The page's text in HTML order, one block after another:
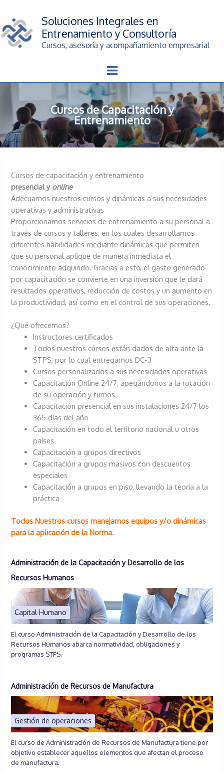
contenido
Soluciones Integrales en
Entrenamiento y Consultoría
Cursos, asesoría y acompañamiento empresarial
Cursos de Capacitación y
Entrenamiento
Cursos de capacitación y entrenamiento
presencial y online
Adecuamos nuestros cursos y dinámicas a sus necesidades
operativas y administrativas
Proporcionamos servicios de entrenamiento a su personal a
través de cursos y talleres, en los cuales desarrollamos
diferentes habilidades mediante dinámicas que permiten
que su personal aplique de manera inmediata el
conocimiento adquirido. Gracias a esto, el gasto generado
por capacitación se convierte en una inversión que le dará
resultados operativos, reducción de costos y un aumento en
la productividad, así como en el control de sus operaciones.
¿Qué ofrecemos?
Instructores certificados
Todos nuestros cursos están dados de alta ante la
STPS, por lo cual entregamos DC-3
Cursos personalizados a sus necesidades operativas
Capacitación Online 24/7, apegándonos a la rotación
de su operación y turnos
Capacitación presencial en sus instalaciones 24/7 los
365 días del año
Capacitación en todo el territorio nacional u otros
países
Capacitación a grupos directivos
Capacitación a grupos masivos con descuentos
especiales
Capacitación a grupos en piso, llevando la teoría a la
práctica
Todos Nuestros cursos manejamos equipos y/o dinámicas
para la aplicación de la Norma.
Administración de la Capacitación y Desarrollo de los
Recursos Humanos
Capital Humano
El curso Administración de la Capacitación y Desarrollo de los
Recursos Humanos abarca normatividad, obligaciones y
programas STPS.
Administración de Recursos de Manufactura
Gestión de operaciones
El curso de Administración de Recursos de Manufactura tiene por
objetivo establecer aquellos elementos que afectan el proceso
de manufactura.